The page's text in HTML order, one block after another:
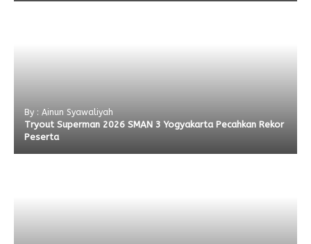
By : Ainun Syawaliyah
Tryout Superman 2026 SMAN 3 Yogyakarta Pecahkan Rekor
Peserta